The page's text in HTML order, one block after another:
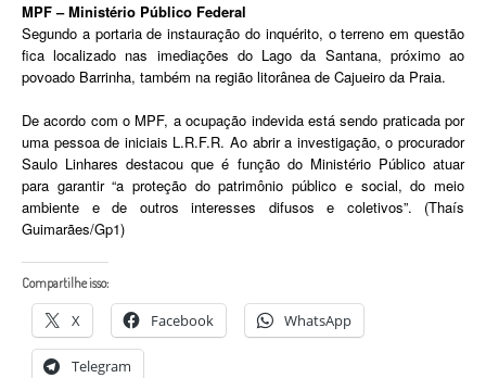
MPF – Ministério Público Federal
Segundo a portaria de instauração do inquérito, o terreno em questão
fica localizado nas imediações do Lago da Santana, próximo ao
povoado Barrinha, também na região litorânea de Cajueiro da Praia.
De acordo com o MPF, a ocupação indevida está sendo praticada por
uma pessoa de iniciais L.R.F.R. Ao abrir a investigação, o procurador
Saulo Linhares destacou que é função do Ministério Público atuar
para garantir “a proteção do patrimônio público e social, do meio
ambiente e de outros interesses difusos e coletivos”. (Thaís
Guimarães/Gp1)
Compartilhe isso:
X Facebook WhatsApp
Telegram